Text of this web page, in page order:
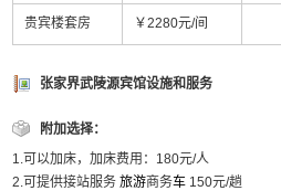
贵宾楼套房 ￥2280元/间
张家界武陵源宾馆设施和服务
附加选择：
1.可以加床，加床费用：180元/人
2.可提供接站服务 旅游商务车 150元/趟